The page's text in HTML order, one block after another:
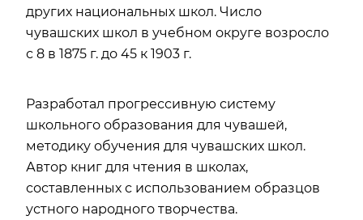
других национальных школ. Число
чувашских школ в учебном округе возросло
с 8 в 1875 г. до 45 к 1903 г.
Разработал прогрессивную систему
школьного образования для чувашей,
методику обучения для чувашских школ.
Автор книг для чтения в школах,
составленных с использованием образцов
устного народного творчества.